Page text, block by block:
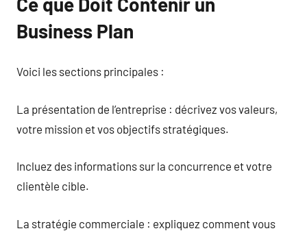
Business Plan
Voici les sections principales :
La présentation de l’entreprise : décrivez vos valeurs,
votre mission et vos objectifs stratégiques.
Incluez des informations sur la concurrence et votre
clientèle cible.
La stratégie commerciale : expliquez comment vous